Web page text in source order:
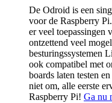
De Odroid is een
voor de Raspberry
er veel toepassingen
ontzettend veel
besturingssystemen
ook compatibel met
boards laten testen
niet om, alle eerste
Raspberry Pi! Ga nu